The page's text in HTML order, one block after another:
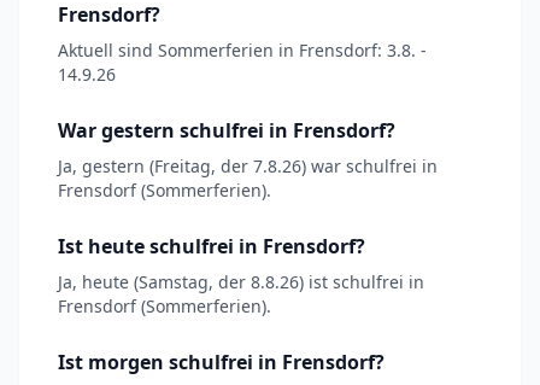
Frensdorf?
Aktuell sind Sommerferien in Frensdorf: 3.8. -
14.9.26
War gestern schulfrei in Frensdorf?
Ja, gestern (Freitag, der 7.8.26) war schulfrei in
Frensdorf (Sommerferien).
Ist heute schulfrei in Frensdorf?
Ja, heute (Samstag, der 8.8.26) ist schulfrei in
Frensdorf (Sommerferien).
Ist morgen schulfrei in Frensdorf?